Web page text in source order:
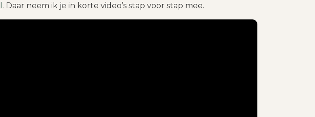
. Daar neem ik je in korte video’s stap voor stap mee.